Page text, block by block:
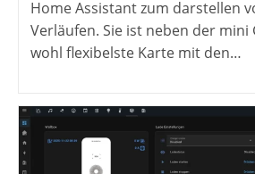
Home Assistant zum darstellen
Verläufen. Sie ist neben der mini
wohl flexibelste Karte mit den…